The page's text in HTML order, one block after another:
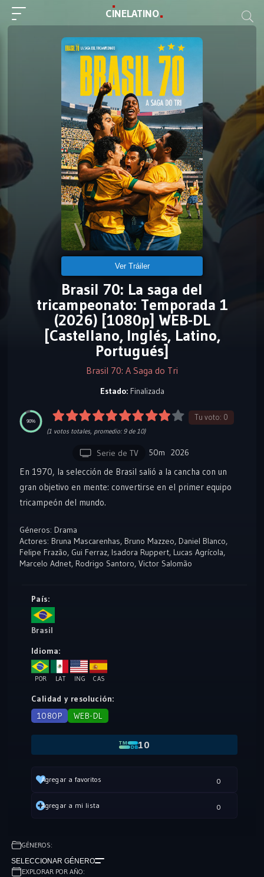
CINELATINO
Ver Tráiler
Brasil 70: La saga del
tricampeonato: Temporada 1
(2026) [1080p] WEB-DL
[Castellano, Inglés, Latino,
Portugués]
Brasil 70: A Saga do Tri
Estado: Finalizada
90% Tu voto: 0
(1 votos totales, promedio: 9de 10)
Serie de TV 50m 2026
En 1970, la selección de Brasil salió a la cancha con un
gran objetivo en mente: convertirse en el primer equipo
tricampeón del mundo.
Géneros: Drama
Actores: Bruna Mascarenhas, Bruno Mazzeo, Daniel Blanco,
Felipe Frazão, Gui Ferraz, Isadora Ruppert, Lucas Agrícola,
Marcelo Adnet, Rodrigo Santoro, Victor Salomão
País:
Brasil
Idioma:
POR LAT ING CAS
Calidad y resolución:
1080P
WEB-DL
10
0
Agregar a favoritos
0
Agregar a mi lista
GÉNEROS:
SELECCIONAR GÉNERO
EXPLORAR POR AÑO: